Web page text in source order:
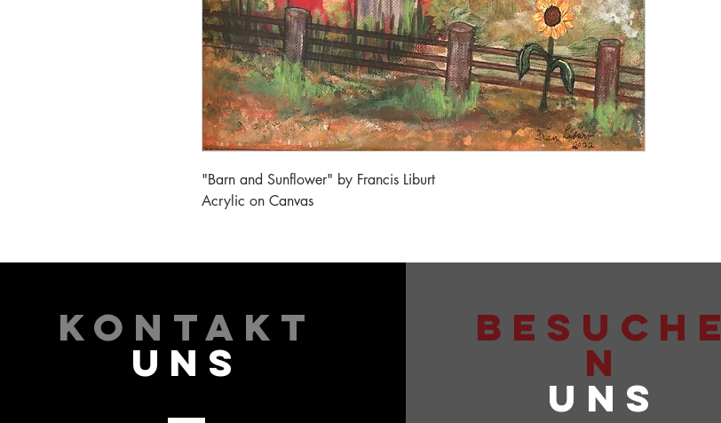
"Barn and Sunflower" by Francis Liburt
Acrylic on Canvas
KONTAKT
UNS
BESUCHE
N
UNS